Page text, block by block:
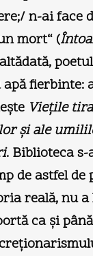
n-ai face
mort“ (
apă fierbinte:
Vieţile
şi ale
. Biblioteca
de astfel de
reală, nu
ca şi